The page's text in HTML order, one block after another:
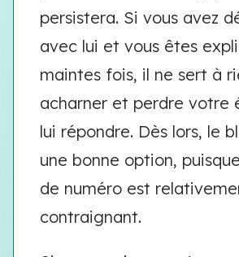
persistera. Si vous avez
avec lui et vous êtes
maintes fois, il ne sert à
acharner et perdre votre
lui répondre. Dès lors, le
une bonne option,
de numéro est
contraignant.